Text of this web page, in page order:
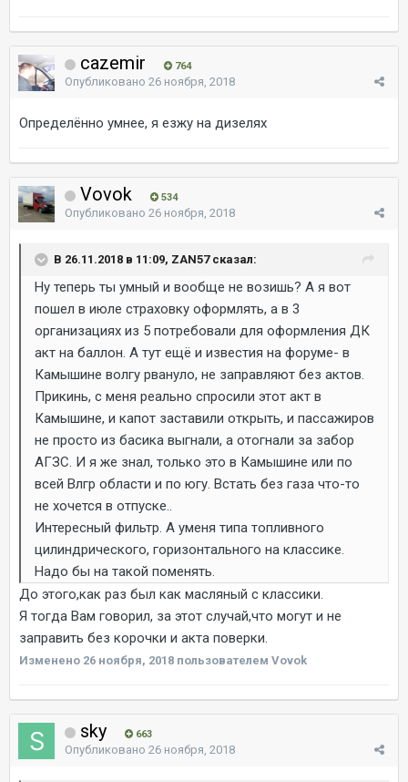
cazemir 764
Опубликовано 26 ноября, 2018
Определённо умнее, я езжу на дизелях
Vovok 534
Опубликовано 26 ноября, 2018
В 26.11.2018 в 11:09, ZAN57 сказал:
Ну теперь ты умный и вообще не возишь? А я вот
пошел в июле страховку оформлять, а в 3
организациях из 5 потребовали для оформления ДК
акт на баллон. А тут ещё и известия на форуме- в
Камышине волгу рвануло, не заправляют без актов.
Прикинь, с меня реально спросили этот акт в
Камышине, и капот заставили открыть, и пассажиров
не просто из басика выгнали, а отогнали за забор
АГЗС. И я же знал, только это в Камышине или по
всей Влгр области и по югу. Встать без газа что-то
не хочется в отпуске..
Интересный фильтр. А уменя типа топливного
цилиндрического, горизонтального на классике.
Надо бы на такой поменять.
До этого,как раз был как масляный с классики.
Я тогда Вам говорил, за этот случай,что могут и не
заправить без корочки и акта поверки.
Изменено 26 ноября, 2018 пользователем Vovok
sky 663
Опубликовано 26 ноября, 2018